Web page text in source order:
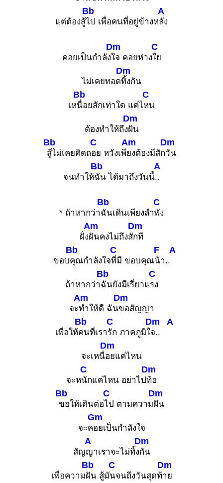
แต่ต้องสู้
Bb
ไป เพื่อคนที่อยู่ข้างห
A
ลัง
คอยเป็นกำลัง
Dm
ใจ คอยห่วง
C
ใย
ไม่เคยทอด
Dm
ทิ้งกัน
เห
Bb
นื่อยสักเท่าใด แค่ไ
C
หน
ต้องทำให้ถึง
Dm
ฝัน
Bb
สู้ไม่เคยคิดถ
C
อย หวังเพี
Am
ยงต้องมีสัก
Dm
วัน
จนทำให้
Bb
ฉัน ได้มาถึงวันนี้
A
..
* ถ้าหากว่า
Bb
ฉันเดินเพียงลำ
C
พัง
ฝั่ง
Am
ฝันคงไม่ถึงสั
Dm
กที
ขอบ
Bb
คุณกำลังใจ
C
ที่มี ขอบคุณ
F
น้า..
A
ถ้าหากว่า
Bb
ฉันยังมีเรี่ยวแ
C
รง
จะ
Am
ทำให้ดี ฉัน
Dm
ขอสัญญา
เพื่อให้
Bb
คนที่เรา
C
รัก ภาคภูมิใ
Dm
จ..
A
จะเหนื่
Dm
อยแค่ไหน
จะห
C
นักแค่ไหน อย่าไป
Dm
ท้อ
Bb
ขอให้เดินต่อ
C
ไป ตามความ
Dm
ฝัน
จะค
Gm
อยเป็นกำลังใจ
สัญ
A
ญาเราจะไม่ทิ้ง
Dm
กัน
เพื่อความ
Bb
ฝัน สู้มั
C
นจนถึงวันสุดท้
Dm
าย